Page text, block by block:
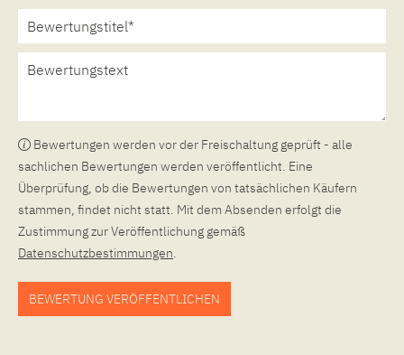
Bewertungen werden vor der Freischaltung geprüft - alle
sachlichen Bewertungen werden veröffentlicht. Eine
Überprüfung, ob die Bewertungen von tatsächlichen Käufern
stammen, findet nicht statt. Mit dem Absenden erfolgt die
Zustimmung zur Veröffentlichung gemäß
Datenschutzbestimmungen.
BEWERTUNG VERÖFFENTLICHEN